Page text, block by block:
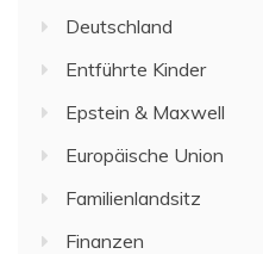
Deutschland
Entführte Kinder
Epstein & Maxwell
Europäische Union
Familienlandsitz
Finanzen